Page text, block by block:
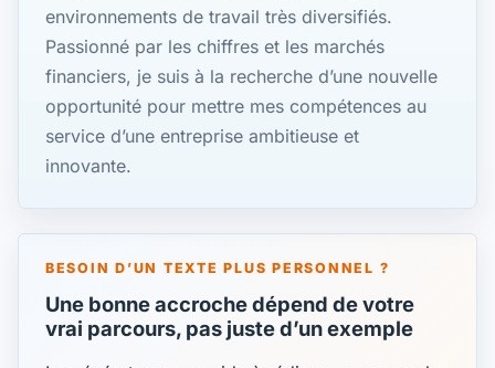
environnements de travail très diversifiés.
Passionné par les chiffres et les marchés
financiers, je suis à la recherche d’une nouvelle
opportunité pour mettre mes compétences au
service d’une entreprise ambitieuse et
innovante.
BESOIN D’UN TEXTE PLUS PERSONNEL ?
Une bonne accroche dépend de votre
vrai parcours, pas juste d’un exemple